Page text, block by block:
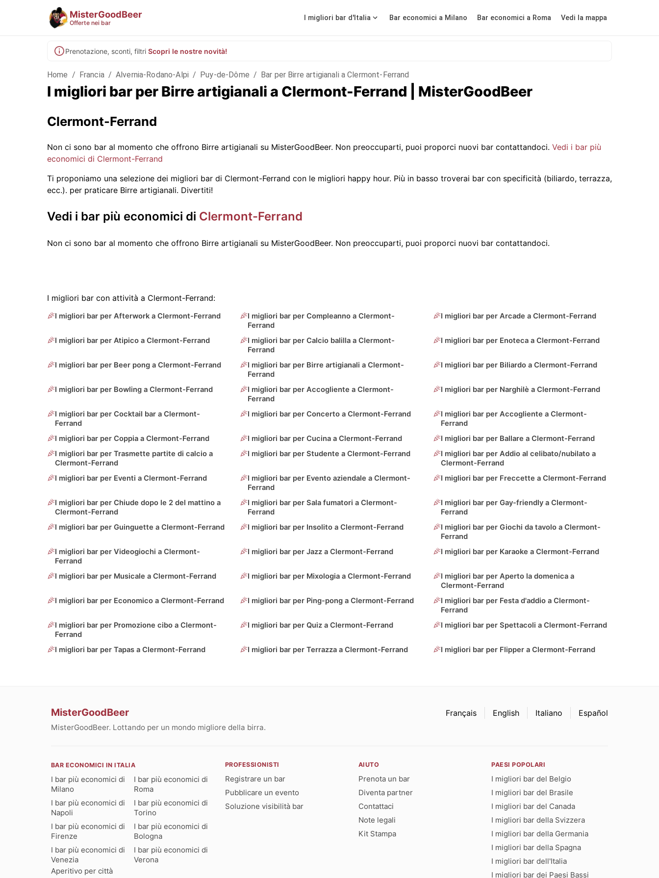
MisterGoodBeer
Offerte nei bar
I migliori bar d'Italia Bar economici a Milano Bar economici a Roma Vedi la mappa
Prenotazione, sconti, filtri Scopri le nostre novità!
Home / Francia / Alvernia-Rodano-Alpi / Puy-de-Dôme / Bar per Birre artigianali a Clermont-Ferrand
I migliori bar per Birre artigianali a Clermont-Ferrand | MisterGoodBeer
Clermont-Ferrand
Non ci sono bar al momento che offrono Birre artigianali su MisterGoodBeer. Non preoccuparti, puoi proporci nuovi bar contattandoci. Vedi i bar più
economici di Clermont-Ferrand
Ti proponiamo una selezione dei migliori bar di Clermont-Ferrand con le migliori happy hour. Più in basso troverai bar con specificità (biliardo, terrazza,
ecc.). per praticare Birre artigianali. Divertiti!
Vedi i bar più economici di Clermont-Ferrand
Non ci sono bar al momento che offrono Birre artigianali su MisterGoodBeer. Non preoccuparti, puoi proporci nuovi bar contattandoci.
I migliori bar con attività a Clermont-Ferrand:
I migliori bar per Afterwork a Clermont-Ferrand
I migliori bar per Compleanno a Clermont-
Ferrand
I migliori bar per Arcade a Clermont-Ferrand
I migliori bar per Atipico a Clermont-Ferrand
I migliori bar per Calcio balilla a Clermont-
Ferrand
I migliori bar per Enoteca a Clermont-Ferrand
I migliori bar per Beer pong a Clermont-Ferrand
I migliori bar per Birre artigianali a Clermont-
Ferrand
I migliori bar per Biliardo a Clermont-Ferrand
I migliori bar per Bowling a Clermont-Ferrand
I migliori bar per Accogliente a Clermont-
Ferrand
I migliori bar per Narghilè a Clermont-Ferrand
I migliori bar per Cocktail bar a Clermont-
Ferrand
I migliori bar per Concerto a Clermont-Ferrand
I migliori bar per Accogliente a Clermont-
Ferrand
I migliori bar per Coppia a Clermont-Ferrand
I migliori bar per Cucina a Clermont-Ferrand
I migliori bar per Ballare a Clermont-Ferrand
I migliori bar per Trasmette partite di calcio a
Clermont-Ferrand
I migliori bar per Studente a Clermont-Ferrand
I migliori bar per Addio al celibato/nubilato a
Clermont-Ferrand
I migliori bar per Eventi a Clermont-Ferrand
I migliori bar per Evento aziendale a Clermont-
Ferrand
I migliori bar per Freccette a Clermont-Ferrand
I migliori bar per Chiude dopo le 2 del mattino a
Clermont-Ferrand
I migliori bar per Sala fumatori a Clermont-
Ferrand
I migliori bar per Gay-friendly a Clermont-
Ferrand
I migliori bar per Guinguette a Clermont-Ferrand
I migliori bar per Insolito a Clermont-Ferrand
I migliori bar per Giochi da tavolo a Clermont-
Ferrand
I migliori bar per Videogiochi a Clermont-
Ferrand
I migliori bar per Jazz a Clermont-Ferrand I migliori bar per Karaoke a Clermont-Ferrand
I migliori bar per Musicale a Clermont-Ferrand I migliori bar per Mixologia a Clermont-Ferrand
I migliori bar per Aperto la domenica a
Clermont-Ferrand
I migliori bar per Economico a Clermont-Ferrand
I migliori bar per Ping-pong a Clermont-Ferrand
I migliori bar per Festa d'addio a Clermont-
Ferrand
I migliori bar per Promozione cibo a Clermont-
Ferrand
I migliori bar per Quiz a Clermont-Ferrand I migliori bar per Spettacoli a Clermont-Ferrand
I migliori bar per Tapas a Clermont-Ferrand I migliori bar per Terrazza a Clermont-Ferrand I migliori bar per Flipper a Clermont-Ferrand
MisterGoodBeer
MisterGoodBeer. Lottando per un mondo migliore della birra.
Français English Italiano Español
BAR ECONOMICI IN ITALIA
I bar più economici di
Milano
I bar più economici di
Roma
I bar più economici di
Napoli
I bar più economici di
Torino
I bar più economici di
Firenze
I bar più economici di
Bologna
I bar più economici di
Venezia
I bar più economici di
Verona
Aperitivo per città
PROFESSIONISTI
Registrare un bar
Pubblicare un evento
Soluzione visibilità bar
AIUTO
Prenota un bar
Diventa partner
Contattaci
Note legali
Kit Stampa
PAESI POPOLARI
I migliori bar del Belgio
I migliori bar del Brasile
I migliori bar del Canada
I migliori bar della Svizzera
I migliori bar della Germania
I migliori bar della Spagna
I migliori bar dell'Italia
I migliori bar dei Paesi Bassi